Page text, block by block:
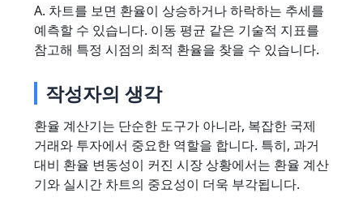
A. 차트를 보면 환율이 상승하거나 하락하는 추세를
예측할 수 있습니다. 이동 평균 같은 기술적 지표를
참고해 특정 시점의 최적 환율을 찾을 수 있습니다.
작성자의 생각
환율 계산기는 단순한 도구가 아니라, 복잡한 국제
거래와 투자에서 중요한 역할을 합니다. 특히, 과거
대비 환율 변동성이 커진 시장 상황에서는 환율 계산
기와 실시간 차트의 중요성이 더욱 부각됩니다.